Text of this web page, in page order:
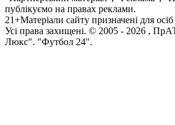
публікуємо на правах реклами.
21+Матеріали сайту призначені для
Усi права захищенi. © 2005 - 2026 ,
Люкс". "Футбол 24".